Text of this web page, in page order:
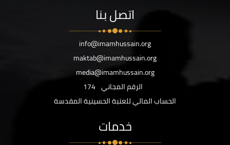
اتصل بنا
info@imamhussain.org
maktab@imamhussain.org
media@imamhussain.org
الرقم المجاني 174
الحساب المالي للعتبة الحسينية المقدسة
خدمات